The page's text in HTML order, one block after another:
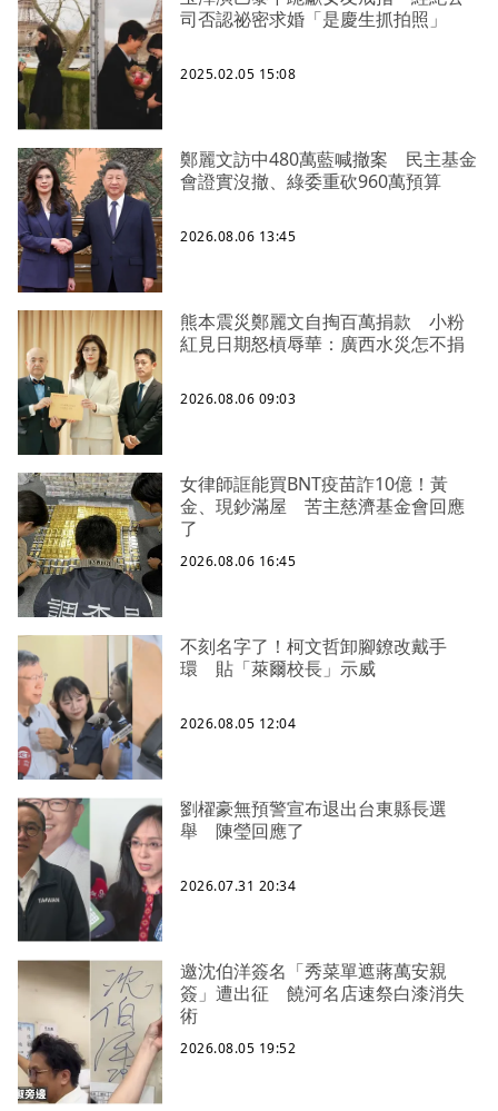
司否認祕密求婚「是慶生抓拍照」
2025.02.05 15:08
鄭麗文訪中480萬藍喊撤案 民主基金
會證實沒撤、綠委重砍960萬預算
2026.08.06 13:45
熊本震災鄭麗文自掏百萬捐款 小粉
紅見日期怒槓辱華：廣西水災怎不捐
2026.08.06 09:03
女律師誆能買BNT疫苗詐10億！黃
金、現鈔滿屋 苦主慈濟基金會回應
了
2026.08.06 16:45
不刻名字了！柯文哲卸腳鐐改戴手
環 貼「萊爾校長」示威
2026.08.05 12:04
劉櫂豪無預警宣布退出台東縣長選
舉 陳瑩回應了
2026.07.31 20:34
邀沈伯洋簽名「秀菜單遮蔣萬安親
簽」遭出征 饒河名店速祭白漆消失
術
2026.08.05 19:52